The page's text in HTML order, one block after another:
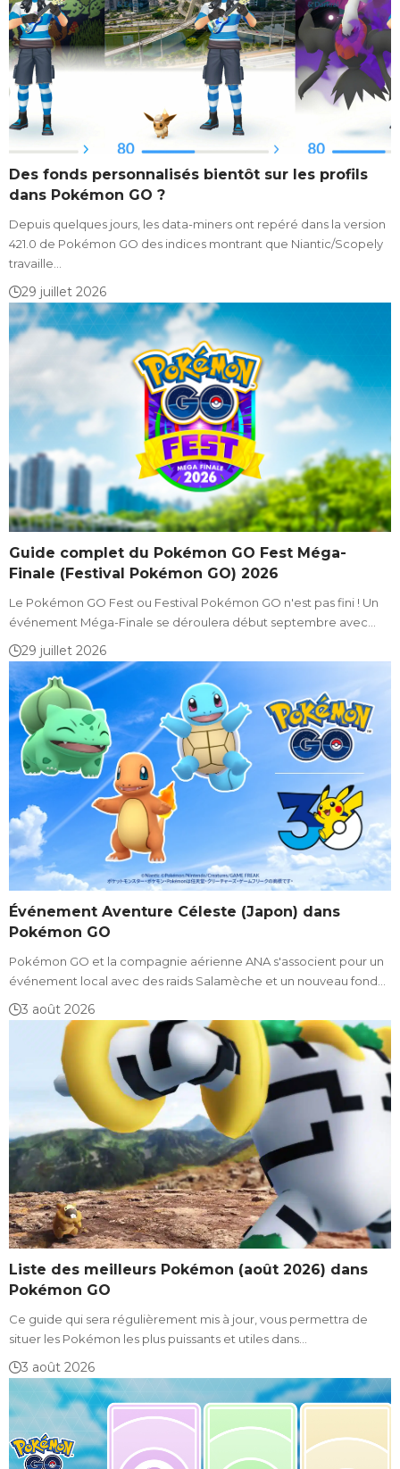
Des fonds personnalisés bientôt sur les profils
dans Pokémon GO ?
Depuis quelques jours, les data-miners ont repéré dans la version
421.0 de Pokémon GO des indices montrant que Niantic/Scopely
travaille…
29 juillet 2026
Guide complet du Pokémon GO Fest Méga-
Finale (Festival Pokémon GO) 2026
Le Pokémon GO Fest ou Festival Pokémon GO n'est pas fini ! Un
événement Méga-Finale se déroulera début septembre avec…
29 juillet 2026
Événement Aventure Céleste (Japon) dans
Pokémon GO
Pokémon GO et la compagnie aérienne ANA s'associent pour un
événement local avec des raids Salamèche et un nouveau fond…
3 août 2026
Liste des meilleurs Pokémon (août 2026) dans
Pokémon GO
Ce guide qui sera régulièrement mis à jour, vous permettra de
situer les Pokémon les plus puissants et utiles dans…
3 août 2026